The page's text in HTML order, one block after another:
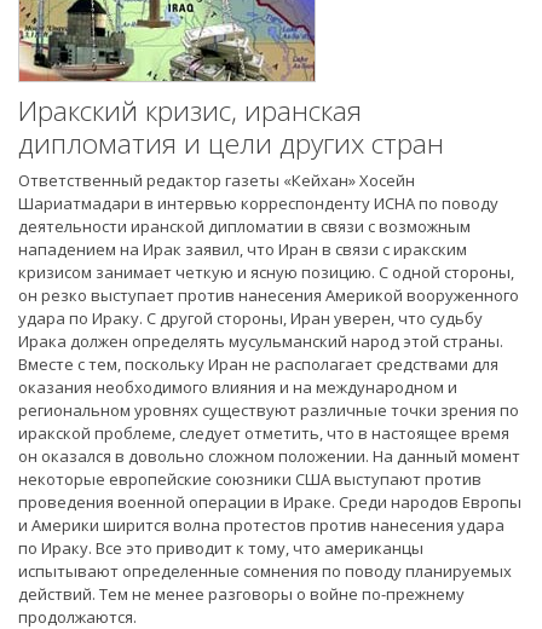
Иракский кризис, иранская
дипломатия и цели других стран
Ответственный редактор газеты «Кейхан» Хосейн
Шариатмадари в интервью корреспонденту ИСНА по поводу
деятельности иранской дипломатии в связи с возможным
нападением на Ирак заявил, что Иран в связи с иракским
кризисом занимает четкую и ясную позицию. С одной стороны,
он резко выступает против нанесения Америкой вооруженного
удара по Ираку. С другой стороны, Иран уверен, что судьбу
Ирака должен определять мусульманский народ этой страны.
Вместе с тем, поскольку Иран не располагает средствами для
оказания необходимого влияния и на международном и
региональном уровнях существуют различные точки зрения по
иракской проблеме, следует отметить, что в настоящее время
он оказался в довольно сложном положении. На данный момент
некоторые европейские союзники США выступают против
проведения военной операции в Ираке. Среди народов Европы
и Америки ширится волна протестов против нанесения удара
по Ираку. Все это приводит к тому, что американцы
испытывают определенные сомнения по поводу планируемых
действий. Тем не менее разговоры о войне по-прежнему
продолжаются.